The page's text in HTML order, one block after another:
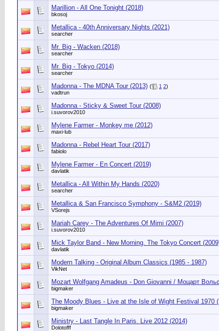
Marillion - All One Tonight (2018)
bkosoj
Metallica - 40th Anniversary Nights (2021)
searcher
Mr. Big - Wacken (2018)
searcher
Mr. Big - Tokyo (2014)
searcher
Madonna - The MDNA Tour (2013) ( 1 2)
vadtrun
Madonna - Sticky & Sweet Tour (2008)
i.suvorov2010
Mylene Farmer - Monkey me (2012)
maxi-lub
Madonna - Rebel Heart Tour (2017)
fabiolo
Mylene Farmer - En Concert (2019)
davlatik
Metallica - All Within My Hands (2020)
searcher
Metallica & San Francisco Symphony - S&M2 (2019)
VSorejs
Mariah Carey - The Adventures Of Mimi (2007)
i.suvorov2010
Mick Taylor Band - New Morning. The Tokyo Concert
davlatik
Modern Talking - Original Album Classics (1985 - 1987)
VikNet
Mozart Wolfgang Amadeus - Don Giovanni / Моцарт
bigmaker
The Moody Blues - Live at the Isle of Wight Festival 1970
bigmaker
Ministry - Last Tangle In Paris. Live 2012 (2014)
Dolotofff